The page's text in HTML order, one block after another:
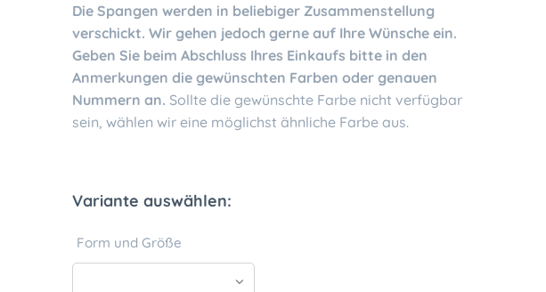
Die Spangen werden in beliebiger Zusammenstellung
verschickt. Wir gehen jedoch gerne auf Ihre Wünsche ein.
Geben Sie beim Abschluss Ihres Einkaufs bitte in den
Anmerkungen die gewünschten Farben oder genauen
Nummern an. Sollte die gewünschte Farbe nicht verfügbar
sein, wählen wir eine möglichst ähnliche Farbe aus.
Variante auswählen:
Form und Größe